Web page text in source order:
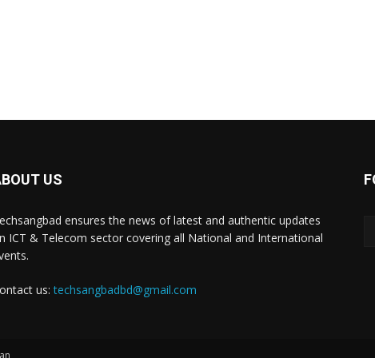
US
ensures the news of latest and authentic updates
ICT & Telecom sector covering all National and International
us:techsangbadbd@gmail.com